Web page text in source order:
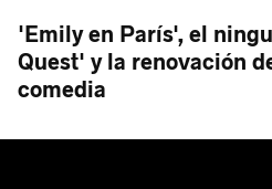
'Emily en París', el
Quest' y la renovación
comedia